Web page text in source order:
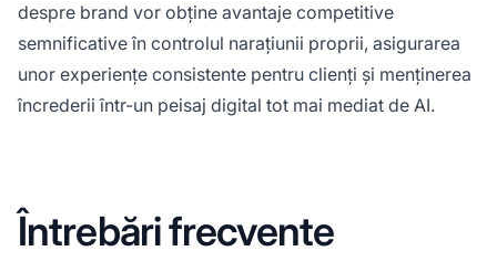
despre brand vor obține avantaje competitive
semnificative în controlul narațiunii proprii, asigurarea
unor experiențe consistente pentru clienți și menținerea
încrederii într-un peisaj digital tot mai mediat de AI.
Întrebări frecvente